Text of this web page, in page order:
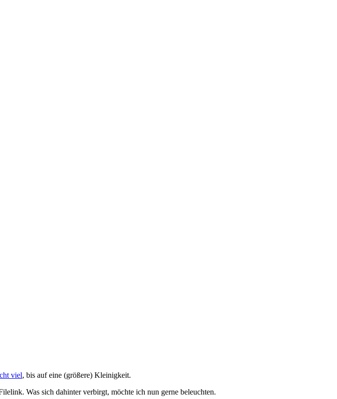
viel, bis auf eine (größere) Kleinigkeit.
Was sich dahinter verbirgt, möchte ich nun gerne beleuchten.